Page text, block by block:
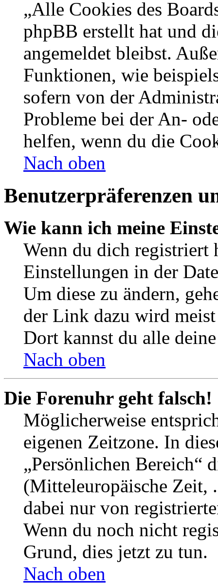
„Alle Cookies des
phpBB erstellt hat und
angemeldet bleibst.
Funktionen, wie
sofern von der
Probleme bei der An-
helfen, wenn du die
Nach oben
Benutzerpräferenzen
Wie kann ich meine
Wenn du dich registriert
Einstellungen in der
Um diese zu ändern,
der Link dazu wird
Dort kannst du alle
Nach oben
Die Forenuhr geht falsch!
Möglicherweise
eigenen Zeitzone. In
„Persönlichen Bereich“
(Mitteleuropäische Zeit,
dabei nur von
Wenn du noch nicht
Grund, dies jetzt zu tun.
Nach oben